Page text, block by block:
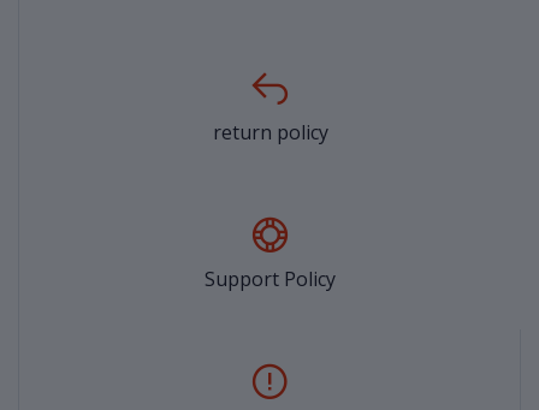
return policy
Support Policy